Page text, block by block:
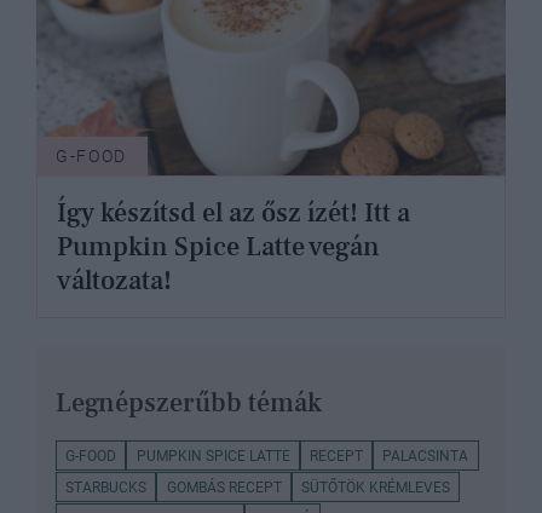
G-FOOD
Így készítsd el az ősz ízét! Itt a
Pumpkin Spice Latte vegán
változata!
Legnépszerűbb témák
G-FOOD PUMPKIN SPICE LATTE RECEPT
PALACSINTA
STARBUCKS
GOMBÁS RECEPT
SÜTŐTÖK KRÉMLEVES